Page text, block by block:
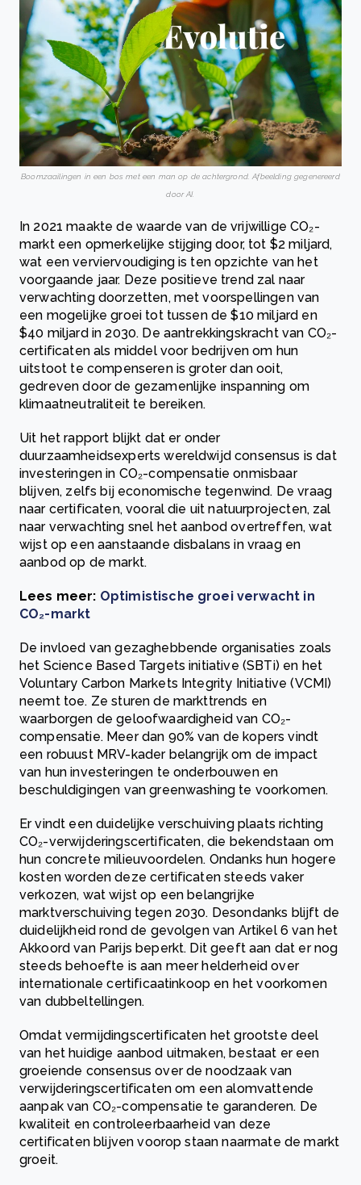
Boomzaailingen in een bos met een man op de achtergrond. Afbeelding gegenereerd
door AI.
In 2021 maakte de waarde van de vrijwillige CO₂-
markt een opmerkelijke stijging door, tot $2 miljard,
wat een verviervoudiging is ten opzichte van het
voorgaande jaar. Deze positieve trend zal naar
verwachting doorzetten, met voorspellingen van
een mogelijke groei tot tussen de $10 miljard en
$40 miljard in 2030. De aantrekkingskracht van CO₂-
certificaten als middel voor bedrijven om hun
uitstoot te compenseren is groter dan ooit,
gedreven door de gezamenlijke inspanning om
klimaatneutraliteit te bereiken.
Uit het rapport blijkt dat er onder
duurzaamheidsexperts wereldwijd consensus is dat
investeringen in CO₂-compensatie onmisbaar
blijven, zelfs bij economische tegenwind. De vraag
naar certificaten, vooral die uit natuurprojecten, zal
naar verwachting snel het aanbod overtreffen, wat
wijst op een aanstaande disbalans in vraag en
aanbod op de markt.
Lees meer: Optimistische groei verwacht in
CO₂-markt
De invloed van gezaghebbende organisaties zoals
het Science Based Targets initiative (SBTi) en het
Voluntary Carbon Markets Integrity Initiative (VCMI)
neemt toe. Ze sturen de markttrends en
waarborgen de geloofwaardigheid van CO₂-
compensatie. Meer dan 90% van de kopers vindt
een robuust MRV-kader belangrijk om de impact
van hun investeringen te onderbouwen en
beschuldigingen van greenwashing te voorkomen.
Er vindt een duidelijke verschuiving plaats richting
CO₂-verwijderingscertificaten, die bekendstaan om
hun concrete milieuvoordelen. Ondanks hun hogere
kosten worden deze certificaten steeds vaker
verkozen, wat wijst op een belangrijke
marktverschuiving tegen 2030. Desondanks blijft de
duidelijkheid rond de gevolgen van Artikel 6 van het
Akkoord van Parijs beperkt. Dit geeft aan dat er nog
steeds behoefte is aan meer helderheid over
internationale certificaatinkoop en het voorkomen
van dubbeltellingen.
Omdat vermijdingscertificaten het grootste deel
van het huidige aanbod uitmaken, bestaat er een
groeiende consensus over de noodzaak van
verwijderingscertificaten om een alomvattende
aanpak van CO₂-compensatie te garanderen. De
kwaliteit en controleerbaarheid van deze
certificaten blijven voorop staan naarmate de markt
groeit.